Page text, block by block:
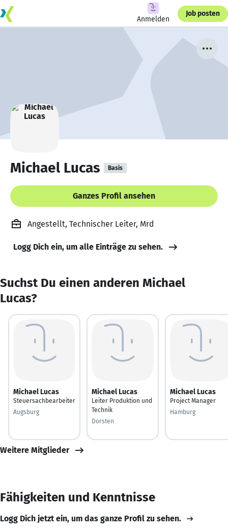
Anmelden
Job posten
Michael Lucas Basis
Ganzes Profil ansehen
Angestellt, Technischer Leiter, Mrd
Logg Dich ein, um alle Einträge zu sehen.
Suchst Du einen anderen Michael
Lucas?
Michael Lucas
Steuersachbearbeiter
Augsburg
Michael Lucas
Leiter Produktion und
Technik
Dorsten
Michael Lucas
Project Manager
Hamburg
Weitere Mitglieder
Fähigkeiten und Kenntnisse
Logg Dich jetzt ein, um das ganze Profil zu sehen.